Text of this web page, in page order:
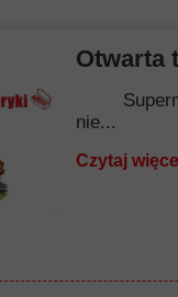
Otwarta
nie...
Czytaj